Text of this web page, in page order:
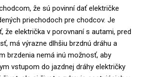
že sú povinní dať električke
priechodoch pre chodcov. Je
že električka v porovnaní s autami, pred
má výrazne dlhšiu brzdnú dráhu a
brzdenia nemá inú možnosť, aby
vstupom do jazdnej dráhy električky